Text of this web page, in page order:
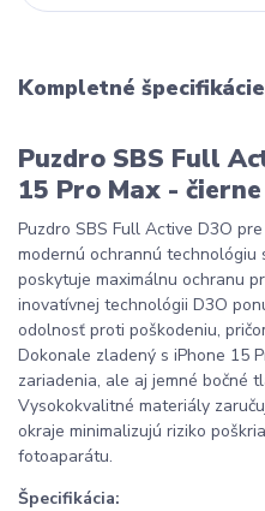
Kompletné špecifikácie
Puzdro SBS Full
15 Pro Max - čierne
Puzdro SBS Full Active D3O pre
modernú ochrannú technológiu
poskytuje maximálnu ochranu
inovatívnej technológii D3O
odolnosť proti poškodeniu,
Dokonale zladený s iPhone 15
zariadenia, ale aj jemné bočné
Vysokokvalitné materiály
okraje minimalizujú riziko
fotoaparátu.
Špecifikácia: